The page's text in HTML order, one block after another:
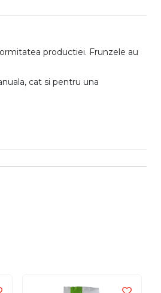
productiei. Frunzele au
cat si pentru una